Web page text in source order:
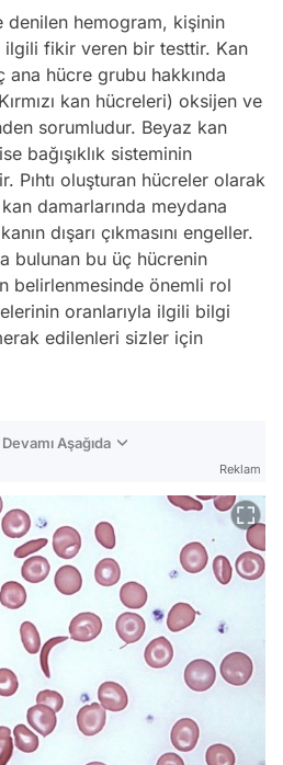
denilen hemogram, kişinin
ilgili fikir veren bir testtir. Kan
ana hücre grubu hakkında
kan hücreleri) oksijen ve
sorumludur. Beyaz kan
bağışıklık sisteminin
Pıhtı oluşturan hücreler olarak
damarlarında meydana
dışarı çıkmasını engeller.
bulunan bu üç hücrenin
belirlenmesinde önemli rol
oranlarıyla ilgili bilgi
edilenleri sizler için
Aşağıda
Reklam